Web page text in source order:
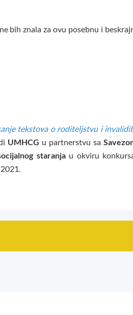
bih znala za ovu posebnu i
tekstova o roditeljstvu i
UMHCG u partnerstvu sa
staranjau okviru